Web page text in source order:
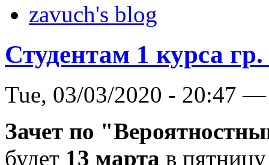
zavuch's blog
Студентам 1 курса
Tue, 03/03/2020 - 20:47 —
Зачет по
будет 13 марта в